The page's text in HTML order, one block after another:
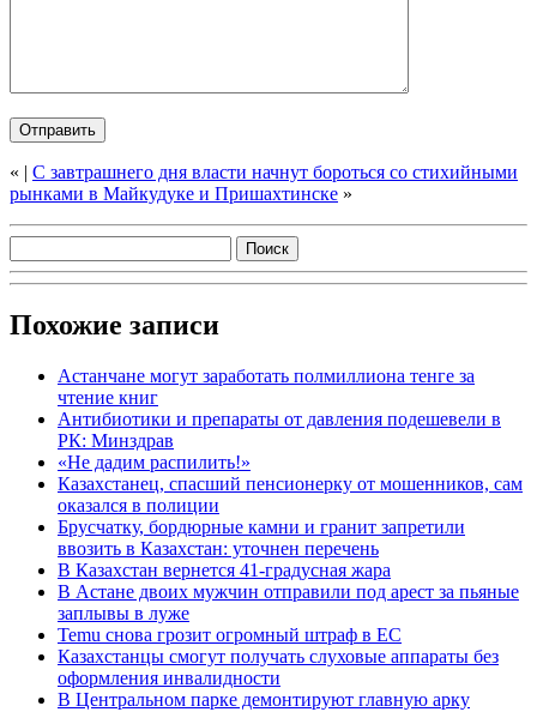
« | С завтрашнего дня власти начнут бороться со стихийными
рынками в Майкудуке и Пришахтинске »
Похожие записи
Астанчане могут заработать полмиллиона тенге за
чтение книг
Антибиотики и препараты от давления подешевели в
РК: Минздрав
«Не дадим распилить!»
Казахстанец, спасший пенсионерку от мошенников, сам
оказался в полиции
Брусчатку, бордюрные камни и гранит запретили
ввозить в Казахстан: уточнен перечень
В Казахстан вернется 41-градусная жара
В Астане двоих мужчин отправили под арест за пьяные
заплывы в луже
Temu снова грозит огромный штраф в ЕС
Казахстанцы смогут получать слуховые аппараты без
оформления инвалидности
В Центральном парке демонтируют главную арку